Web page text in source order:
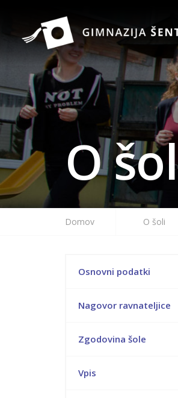
O
Domov O šoli
Osnovni podatki
Nagovor ravnateljice
Zgodovina šole
Vpis